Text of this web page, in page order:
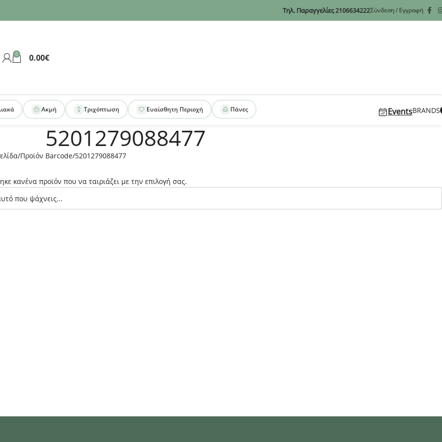
Τηλ. Παραγγελίες2106634222Σύνδεση / Εγγραφή
0 0.00€
Ακμή Τριχόπτωση Ευαίσθητη Περιοχή Πάνες EventsBRANDS
5201279088477
Προϊόν Barcode 5201279088477
κανένα προϊόν που να ταιριάζει με την επιλογή σας.